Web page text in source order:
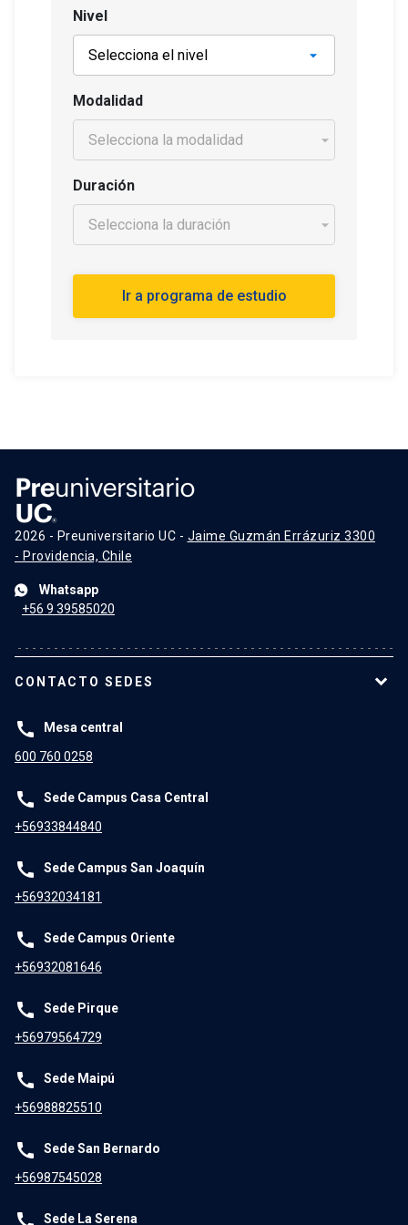
Nivel
Modalidad
Duración
2026 - Preuniversitario UC - Jaime Guzmán Errázuriz 3300
- Providencia, Chile
Whatsapp
+56 9 39585020
CONTACTO SEDES
call
Mesa central
600 760 0258
call
Sede Campus Casa Central
+56933844840
call
Sede Campus San Joaquín
+56932034181
call
Sede Campus Oriente
+56932081646
call
Sede Pirque
+56979564729
call
Sede Maipú
+56988825510
call
Sede San Bernardo
+56987545028
Sede La Serena